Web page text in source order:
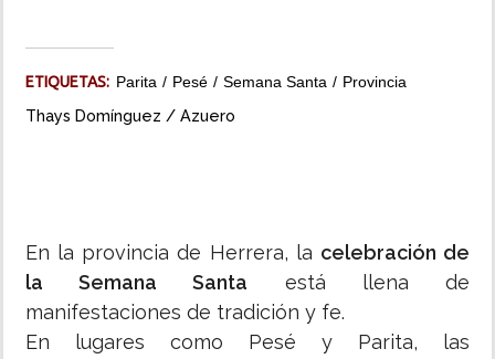
ETIQUETAS: Parita Pesé Semana Santa Provincia
Thays Domínguez / Azuero
En la provincia de Herrera, la celebración de
la Semana Santa está llena de
manifestaciones de tradición y fe.
En lugares como Pesé y Parita, las